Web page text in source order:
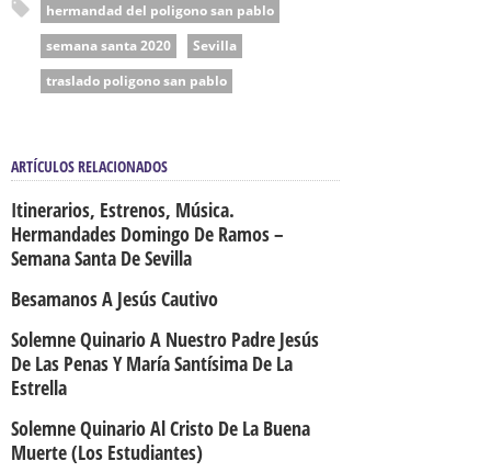
hermandad del poligono san pablo
semana santa 2020
Sevilla
traslado poligono san pablo
ARTÍCULOS RELACIONADOS
Itinerarios, Estrenos, Música.
Hermandades Domingo De Ramos –
Semana Santa De Sevilla
Besamanos A Jesús Cautivo
Solemne Quinario A Nuestro Padre Jesús
De Las Penas Y María Santísima De La
Estrella
Solemne Quinario Al Cristo De La Buena
Muerte (Los Estudiantes)